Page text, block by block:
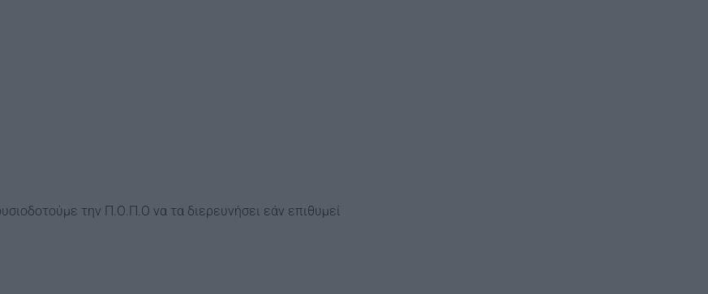
την Π.Ο.Π.Ο να τα διερευνήσει εάν επιθυμεί